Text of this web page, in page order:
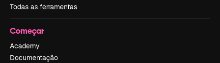
Todas as ferramentas
Começar
Academy
Documentação